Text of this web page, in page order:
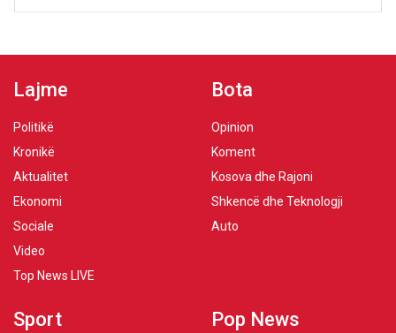
Lajme
Politikë
Kronikë
Aktualitet
Ekonomi
Sociale
Video
Top News LIVE
Bota
Opinion
Koment
Kosova dhe Rajoni
Shkencë dhe Teknologji
Auto
Sport Pop News